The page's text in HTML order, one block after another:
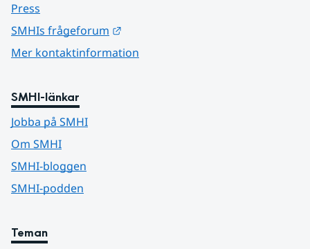
Press
SMHIs frågeforum
Mer kontaktinformation
SMHI-länkar
Jobba på SMHI
Om SMHI
SMHI-bloggen
SMHI-podden
Teman